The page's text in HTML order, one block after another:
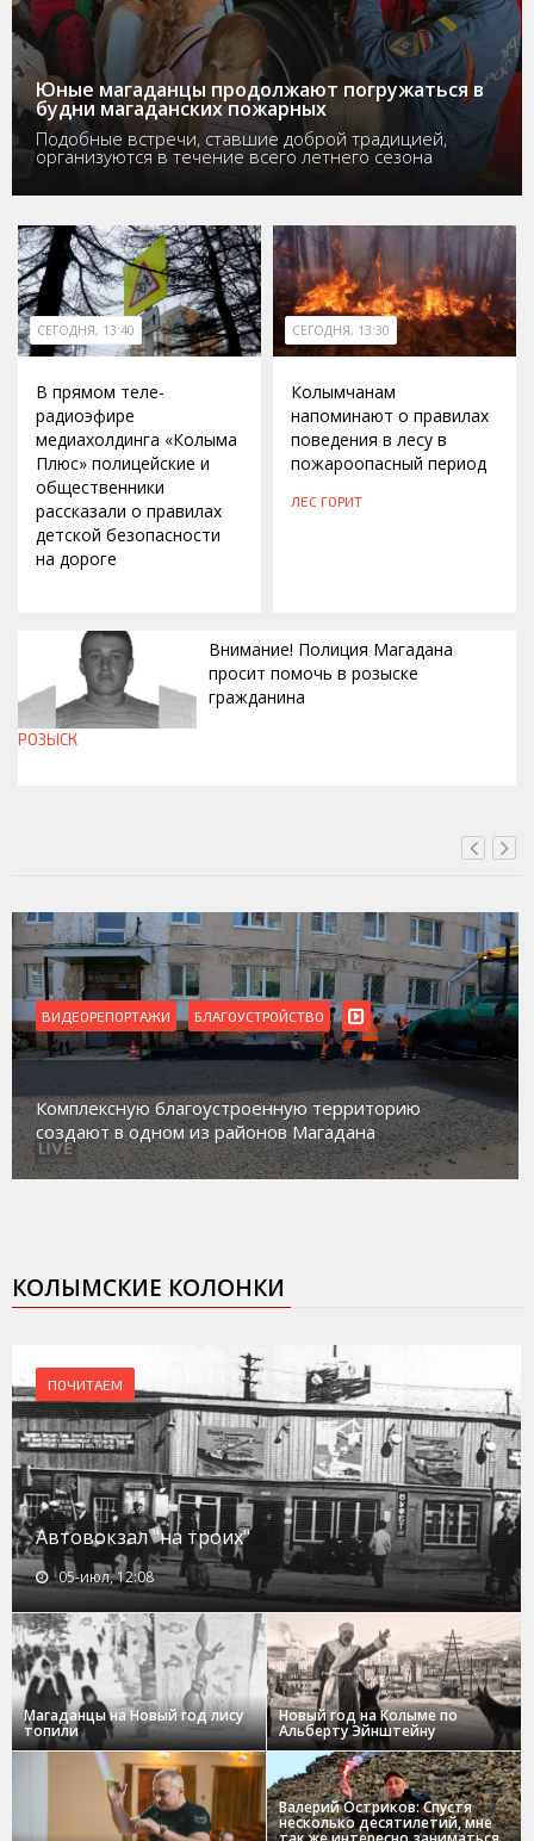
Юные магаданцы продолжают погружаться в
будни магаданских пожарных
Подобные встречи, ставшие доброй традицией,
организуются в течение всего летнего сезона
СЕГОДНЯ, 13:40
В прямом теле-
радиоэфире
медиахолдинга «Колыма
Плюс» полицейские и
общественники
рассказали о правилах
детской безопасности
на дороге
СЕГОДНЯ, 13:30
Колымчанам
напоминают о правилах
поведения в лесу в
пожароопасный период
ЛЕС ГОРИТ
Внимание! Полиция Магадана
просит помочь в розыске
гражданина
РОЗЫСК
территорию
Магадана
ВИДЕОРЕПОРТАЖИ
Магадан
работе с
социального риска
КОЛЫМСКИЕ КОЛОНКИ
ПОЧИТАЕМ
Автовокзал "на троих"
05-июл, 12:08
Магаданцы на Новый год лису
топили
Новый год на Колыме по
Альберту Эйнштейну
Валерий Остриков: Спустя
несколько десятилетий, мне